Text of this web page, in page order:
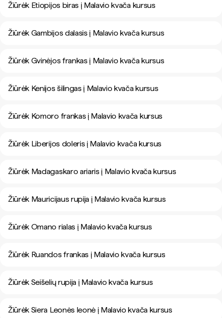
Žiūrėk Etiopijos biras į Malavio kvača kursus
Žiūrėk Gambijos dalasis į Malavio kvača kursus
Žiūrėk Gvinėjos frankas į Malavio kvača kursus
Žiūrėk Kenijos šilingas į Malavio kvača kursus
Žiūrėk Komoro frankas į Malavio kvača kursus
Žiūrėk Liberijos doleris į Malavio kvača kursus
Žiūrėk Madagaskaro ariaris į Malavio kvača kursus
Žiūrėk Mauricijaus rupija į Malavio kvača kursus
Žiūrėk Omano rialas į Malavio kvača kursus
Žiūrėk Ruandos frankas į Malavio kvača kursus
Žiūrėk Seišelių rupija į Malavio kvača kursus
Žiūrėk Siera Leonės leonė į Malavio kvača kursus